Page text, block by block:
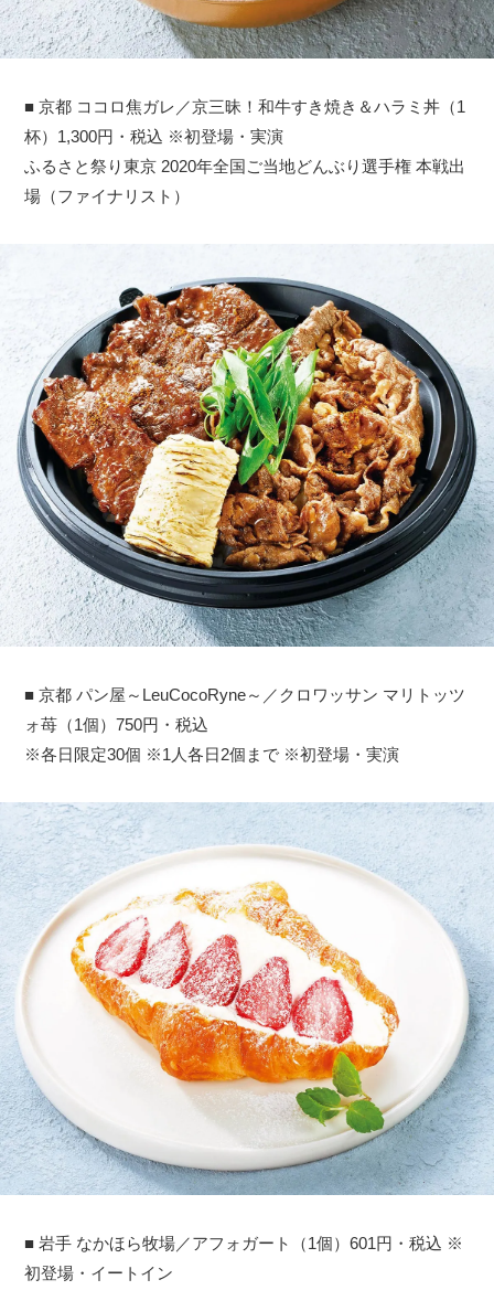
■ 京都 ココロ焦ガレ／京三昧！和牛すき焼き＆ハラミ丼（1
杯）1,300円・税込 ※初登場・実演
ふるさと祭り東京 2020年全国ご当地どんぶり選手権 本戦出
場（ファイナリスト）
■ 京都 パン屋～LeuCocoRyne～／クロワッサン マリトッツ
ォ苺（1個）750円・税込
※各日限定30個 ※1人各日2個まで ※初登場・実演
■ 岩手 なかほら牧場／アフォガート（1個）601円・税込 ※
初登場・イートイン